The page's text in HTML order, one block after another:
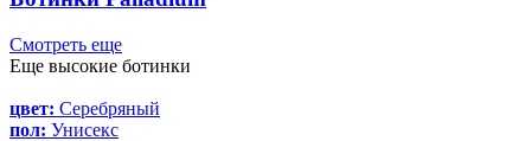
Смотреть еще
Еще высокие ботинки
цвет: Серебряный
пол: Унисекс